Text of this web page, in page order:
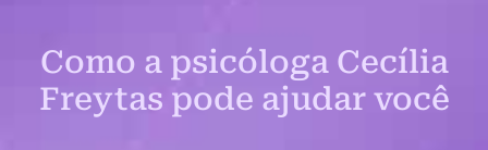
Como a psicóloga Cecília
Freytas pode ajudar você